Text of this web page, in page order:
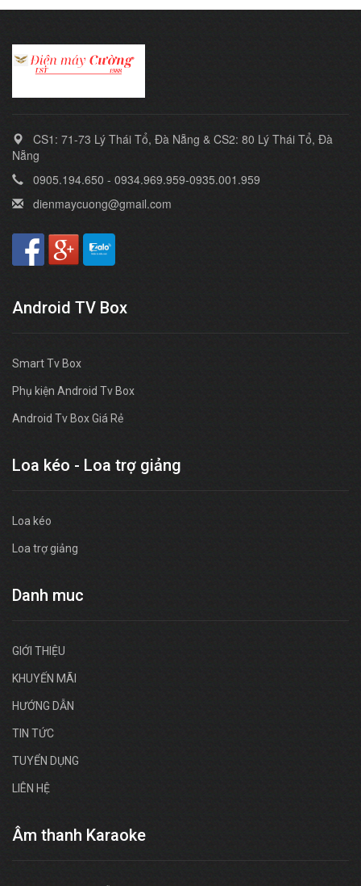
CS1: 71-73 Lý Thái Tổ, Đà Nẵng & CS2: 80 Lý Thái Tổ, Đà
Nẵng
0905.194.650 - 0934.969.959-0935.001.959
dienmaycuong@gmail.com
Android TV Box
Smart Tv Box
Phụ kiện Android Tv Box
Android Tv Box Giá Rẻ
Loa kéo - Loa trợ giảng
Loa kéo
Loa trợ giảng
Danh muc
GIỚI THIỆU
KHUYẾN MÃI
HƯỚNG DẪN
TIN TỨC
TUYỂN DỤNG
LIÊN HỆ
Âm thanh Karaoke